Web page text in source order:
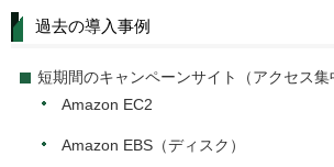
過去の導入事例
短期間のキャンペーンサイト（アクセス集
Amazon EC2
Amazon EBS（ディスク）